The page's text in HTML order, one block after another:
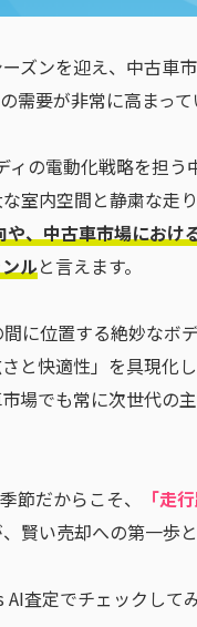
ズンを迎え、中古車
需要が非常に高まって
の電動化戦略を担
室内空間と静粛な走
、中古車市場にお
ルと言えます。
に位置する絶妙なボ
と快適性」を具現化
場でも常に次世代の
節だからこそ、
「走
賢い売却への第一歩と
査定でチェックして